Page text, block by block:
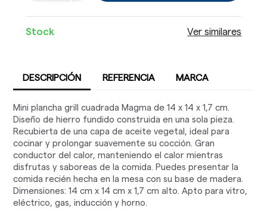
Stock Ver similares
DESCRIPCIÓN REFERENCIA MARCA
Mini plancha grill cuadrada Magma de 14 x 14 x 1,7 cm.
Diseño de hierro fundido construida en una sola pieza.
Recubierta de una capa de aceite vegetal, ideal para
cocinar y prolongar suavemente su cocción. Gran
conductor del calor, manteniendo el calor mientras
disfrutas y saboreas de la comida. Puedes presentar la
comida recién hecha en la mesa con su base de madera.
Dimensiones: 14 cm x 14 cm x 1,7 cm alto. Apto para vitro,
eléctrico, gas, inducción y horno.